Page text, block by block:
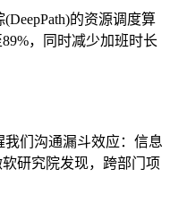
的资源调度算
，同时减少加班时长
们沟通漏斗效应：信息
研究院发现，跨部门项